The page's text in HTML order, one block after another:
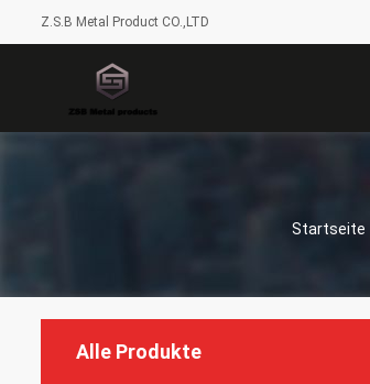
Z.S.B Metal Product CO.,LTD
Startseite
Alle Produkte